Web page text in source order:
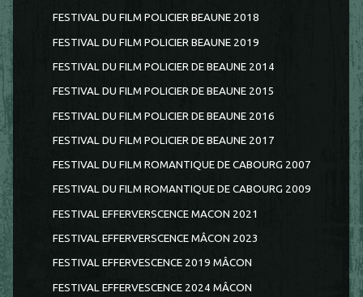
FESTIVAL DU FILM POLICIER BEAUNE 2018
FESTIVAL DU FILM POLICIER BEAUNE 2019
FESTIVAL DU FILM POLICIER DE BEAUNE 2014
FESTIVAL DU FILM POLICIER DE BEAUNE 2015
FESTIVAL DU FILM POLICIER DE BEAUNE 2016
FESTIVAL DU FILM POLICIER DE BEAUNE 2017
FESTIVAL DU FILM ROMANTIQUE DE CABOURG 2007
FESTIVAL DU FILM ROMANTIQUE DE CABOURG 2009
FESTIVAL EFFERVERSCENCE MACON 2021
FESTIVAL EFFERVERSCENCE MÂCON 2023
FESTIVAL EFFERVESCENCE 2019 MÂCON
FESTIVAL EFFERVESCENCE 2024 MÂCON